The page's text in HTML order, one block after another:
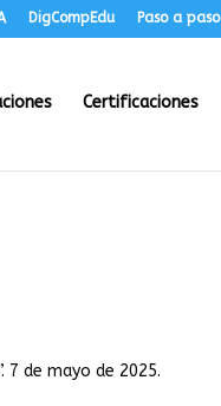
DigCompEdu Paso a paso
Certificaciones
7 de mayo de 2025.